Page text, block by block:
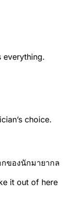
everything.
choice.
ของนักมายากล
it out of here